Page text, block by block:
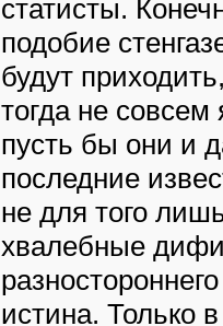
статисты.
подобие
будут
тогда не
пусть бы они и
последние
не для того
хвалебные
истина. Только